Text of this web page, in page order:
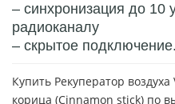
– синхронизация до 10
радиоканалу
– скрытое подключение.
Купить Рекуператор
корица (Cinnamon stick) по